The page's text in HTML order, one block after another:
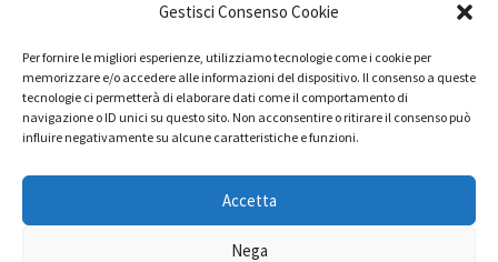
Gestisci Consenso Cookie
Per fornire le migliori esperienze, utilizziamo tecnologie come i cookie per
memorizzare e/o accedere alle informazioni del dispositivo. Il consenso a queste
tecnologie ci permetterà di elaborare dati come il comportamento di
navigazione o ID unici su questo sito. Non acconsentire o ritirare il consenso può
influire negativamente su alcune caratteristiche e funzioni.
Accetta
Nega
SPECIALE XXVI CONGRESSO
TERZA OTTOBRATA SOLIDALE